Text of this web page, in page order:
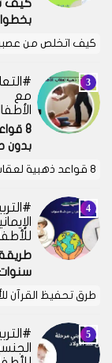
كيف
كيف اتخلص من
مع
8
بدون
8 قواعد ذهبية لعقاب الأطفال . تربية الأطفال هي…
طرق تحفيظ القرآن